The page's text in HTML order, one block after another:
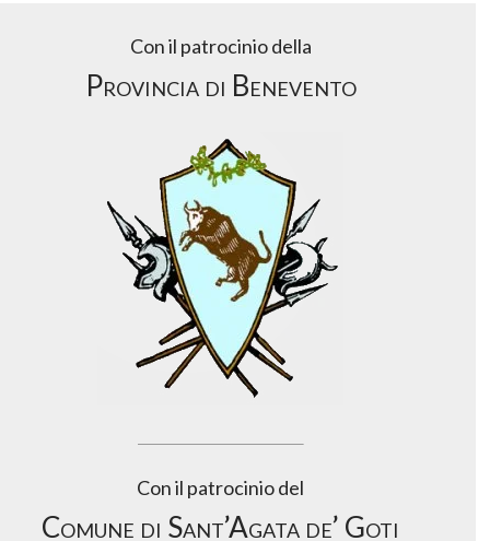
Con il patrocinio della
Provincia di Benevento
Con il patrocinio del
Comune di Sant’Agata de’ Goti